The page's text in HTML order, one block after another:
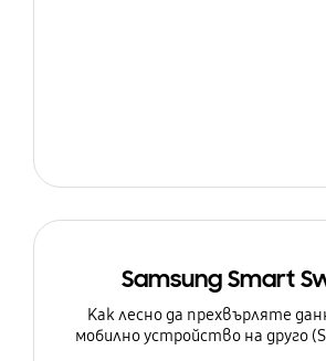
Samsung Smart
Как лесно да прехвърляте
мобилно устройство на друго